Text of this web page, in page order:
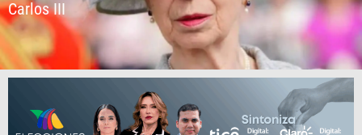
Carlos III